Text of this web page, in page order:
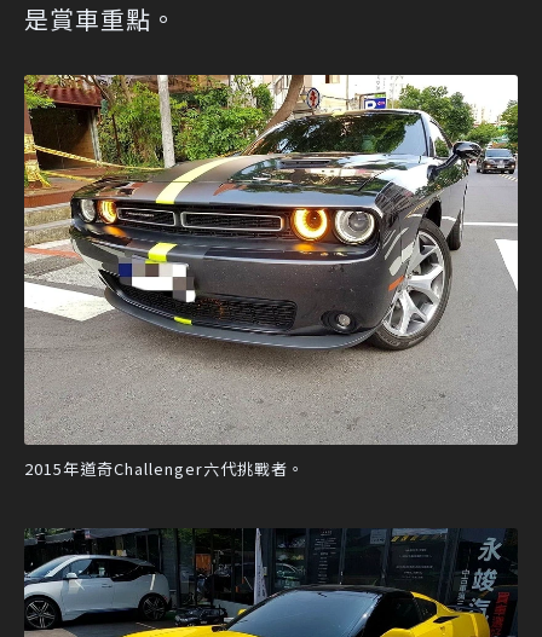
是賞車重點。
2015年道奇Challenger六代挑戰者。